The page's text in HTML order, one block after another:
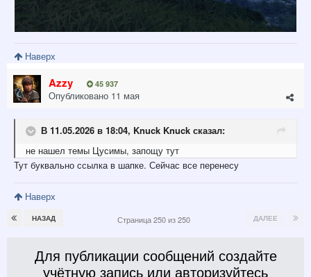
Наверх
Azzy 45 937
Опубликовано 11 мая
В 11.05.2026 в 18:04, Knuck Knuck сказал:
не нашел темы Цусимы, запощу тут
Тут буквально ссылка в шапке. Сейчас все перенесу
Наверх
НАЗАД ДАЛЕЕ
Страница 250 из 250
Для публикации сообщений создайте
учётную запись или авторизуйтесь